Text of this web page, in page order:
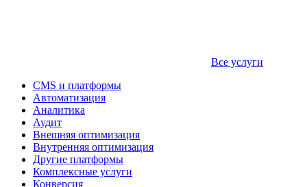
Все услуги
CMS и платформы
Автоматизация
Аналитика
Аудит
Внешняя оптимизация
Внутренняя оптимизация
Другие платформы
Комплексные услуги
Конверсия